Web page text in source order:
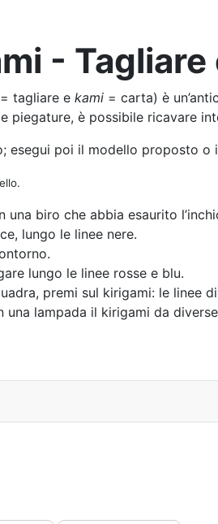
-
= tagliare e kami = carta) è
piegature, è possibile ricavare
esegui poi il modello proposto
una biro che abbia esaurito
lungo le linee nere.
lungo le linee rosse e blu.
premi sul kirigami: le linee
una lampada il kirigami da